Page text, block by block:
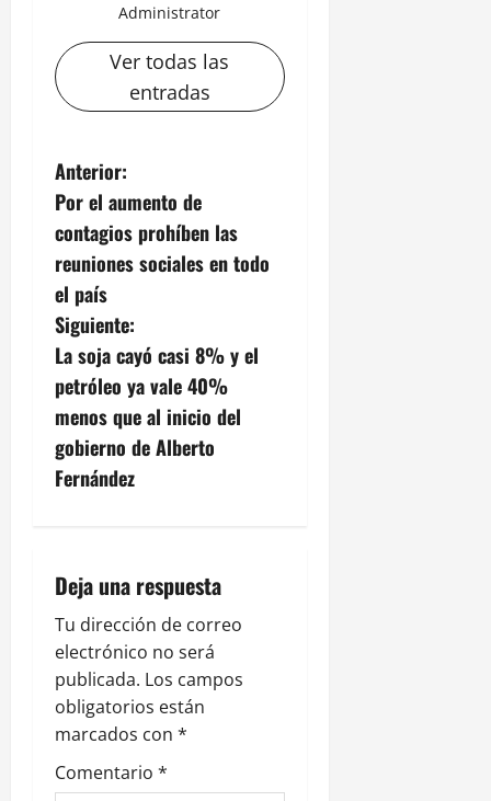
Administrator
Ver todas las
entradas
N
a
v
e
g
a
c
i
n
d
e
e
n
Anterior:
Por el aumento de
contagios prohíben las
reuniones sociales en todo
el país
Siguiente:
La soja cayó casi 8% y el
petróleo ya vale 40%
menos que al inicio del
gobierno de Alberto
Fernández
Deja una respuesta
Tu dirección de correo
electrónico no será
publicada. Los campos
obligatorios están
marcados con *
Comentario *